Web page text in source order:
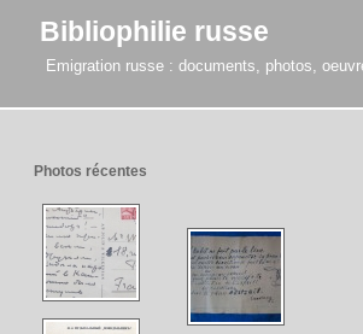
Bibliophilie russe
Emigration russe : documents, photos,
Photos récentes